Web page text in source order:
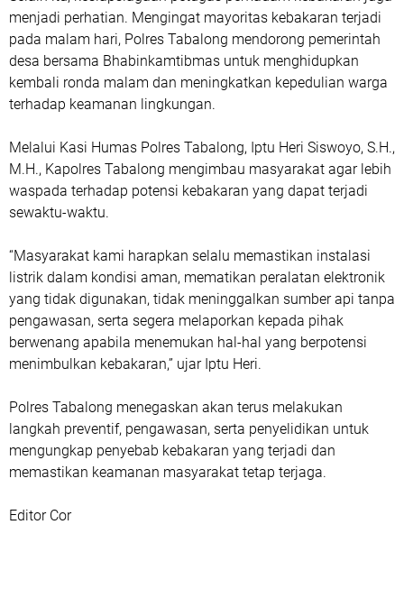
menjadi perhatian. Mengingat mayoritas kebakaran terjadi
pada malam hari, Polres Tabalong mendorong pemerintah
desa bersama Bhabinkamtibmas untuk menghidupkan
kembali ronda malam dan meningkatkan kepedulian warga
terhadap keamanan lingkungan.
Melalui Kasi Humas Polres Tabalong, Iptu Heri Siswoyo, S.H.,
M.H., Kapolres Tabalong mengimbau masyarakat agar lebih
waspada terhadap potensi kebakaran yang dapat terjadi
sewaktu-waktu.
“Masyarakat kami harapkan selalu memastikan instalasi
listrik dalam kondisi aman, mematikan peralatan elektronik
yang tidak digunakan, tidak meninggalkan sumber api tanpa
pengawasan, serta segera melaporkan kepada pihak
berwenang apabila menemukan hal-hal yang berpotensi
menimbulkan kebakaran,” ujar Iptu Heri.
Polres Tabalong menegaskan akan terus melakukan
langkah preventif, pengawasan, serta penyelidikan untuk
mengungkap penyebab kebakaran yang terjadi dan
memastikan keamanan masyarakat tetap terjaga.
Editor Cor